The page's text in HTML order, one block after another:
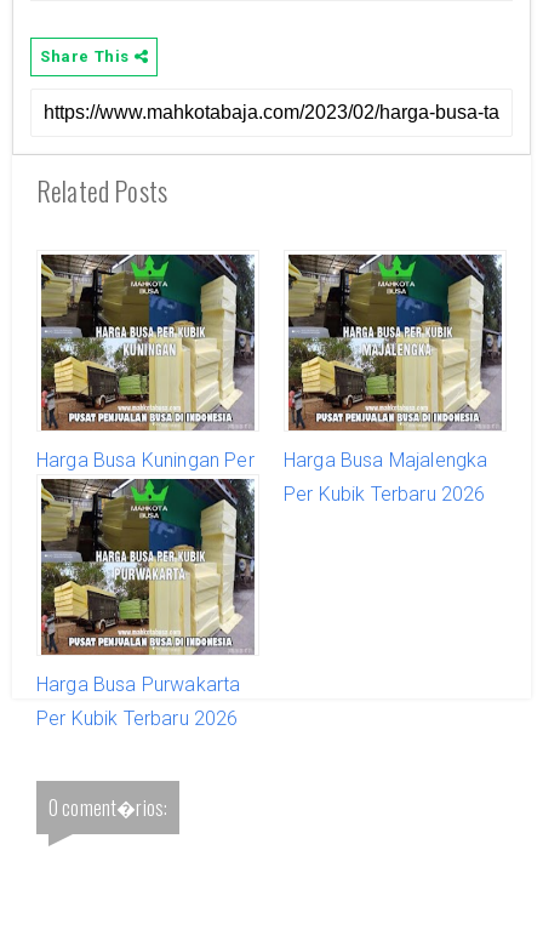
Share This
Related Posts
Harga Busa Kuningan Per
Kubik Terbaru 2026
Harga Busa Majalengka
Per Kubik Terbaru 2026
Harga Busa Purwakarta
Per Kubik Terbaru 2026
0 coment�rios: